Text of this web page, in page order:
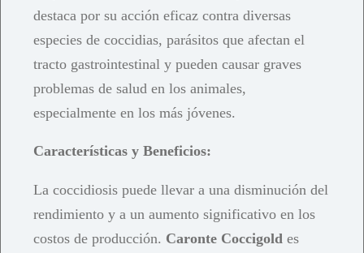
destaca por su acción eficaz contra diversas
especies de coccidias, parásitos que afectan el
tracto gastrointestinal y pueden causar graves
problemas de salud en los animales,
especialmente en los más jóvenes.
Características y Beneficios:
La coccidiosis puede llevar a una disminución del
rendimiento y a un aumento significativo en los
costos de producción. Caronte Coccigold es